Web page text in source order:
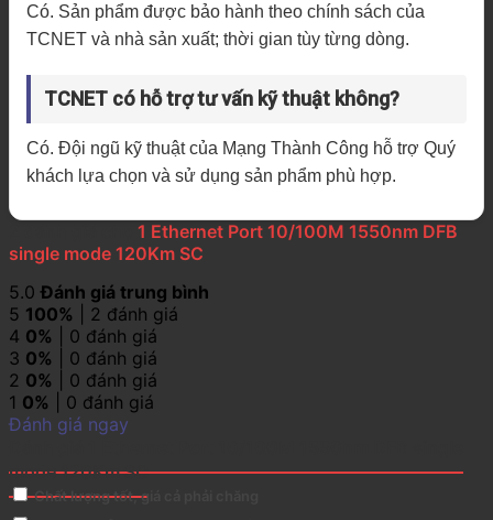
Có. Sản phẩm được bảo hành theo chính sách của
TCNET và nhà sản xuất; thời gian tùy từng dòng.
TCNET có hỗ trợ tư vấn kỹ thuật không?
Có. Đội ngũ kỹ thuật của Mạng Thành Công hỗ trợ Quý
khách lựa chọn và sử dụng sản phẩm phù hợp.
1 Ethernet Port 10/100M 1550nm DFB
single mode 120Km SC
5.0Đánh giá trung bình
5 100% | 2 đánh giá
4 0% | 0 đánh giá
3 0% | 0 đánh giá
2 0% | 0 đánh giá
1 0% | 0 đánh giá
Đánh giá ngay
mode 120Km SC
Chất lượng tốt, giá cả phải chăng